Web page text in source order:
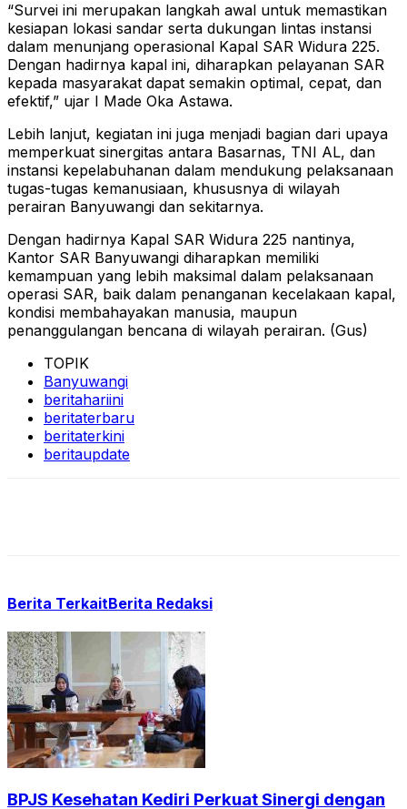
“Survei ini merupakan langkah awal untuk memastikan
kesiapan lokasi sandar serta dukungan lintas instansi
dalam menunjang operasional Kapal SAR Widura 225.
Dengan hadirnya kapal ini, diharapkan pelayanan SAR
kepada masyarakat dapat semakin optimal, cepat, dan
efektif,” ujar I Made Oka Astawa.
Lebih lanjut, kegiatan ini juga menjadi bagian dari upaya
memperkuat sinergitas antara Basarnas, TNI AL, dan
instansi kepelabuhanan dalam mendukung pelaksanaan
tugas-tugas kemanusiaan, khususnya di wilayah
perairan Banyuwangi dan sekitarnya.
Dengan hadirnya Kapal SAR Widura 225 nantinya,
Kantor SAR Banyuwangi diharapkan memiliki
kemampuan yang lebih maksimal dalam pelaksanaan
operasi SAR, baik dalam penanganan kecelakaan kapal,
kondisi membahayakan manusia, maupun
penanggulangan bencana di wilayah perairan. (Gus)
TOPIK
Banyuwangi
beritahariini
beritaterbaru
beritaterkini
beritaupdate
Berita TerkaitBerita Redaksi
BPJS Kesehatan Kediri Perkuat Sinergi dengan